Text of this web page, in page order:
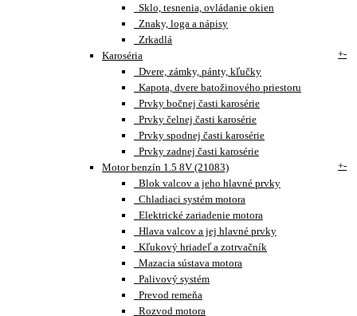
Sklo, tesnenia, ovládanie okien
Znaky, loga a nápisy
Zrkadlá
Karoséria
+-
Dvere, zámky, pánty, kľučky
Kapota, dvere batožinového priestoru
Prvky bočnej časti karosérie
Prvky čelnej časti karosérie
Prvky spodnej časti karosérie
Prvky zadnej časti karosérie
Motor benzín 1.5 8V (21083)
+-
Blok valcov a jeho hlavné prvky
Chladiaci systém motora
Elektrické zariadenie motora
Hlava valcov a jej hlavné prvky
Kľukový hriadeľ a zotrvačník
Mazacia sústava motora
Palivový systém
Prevod remeňa
Rozvod motora